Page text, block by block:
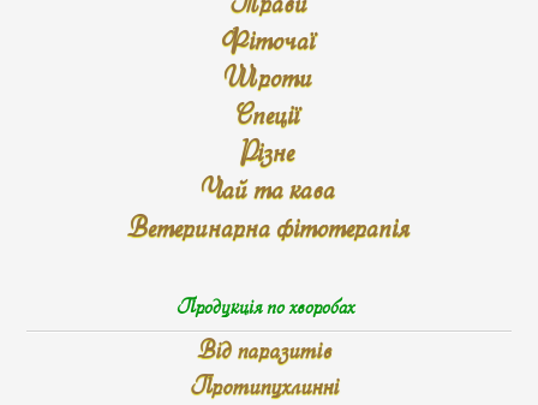
Фіточаї
Шроти
Спеції
Різне
Чай та кава
Ветеринарна фітотерапія
Продукція по хворобах
Від паразитів
Протипухлинні